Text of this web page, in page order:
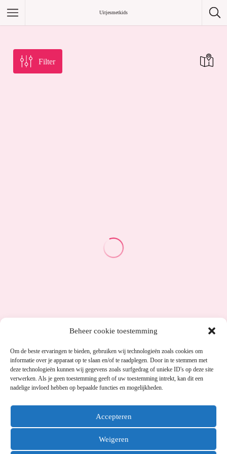
Beheer cookie toestemming
Om de beste ervaringen te bieden, gebruiken wij technologieën zoals cookies om
informatie over je apparaat op te slaan en/of te raadplegen. Door in te stemmen met
deze technologieën kunnen wij gegevens zoals surfgedrag of unieke ID's op deze site
verwerken. Als je geen toestemming geeft of uw toestemming intrekt, kan dit een
nadelige invloed hebben op bepaalde functies en mogelijkheden.
Accepteren
Weigeren
Uitjesmetkids
Filter